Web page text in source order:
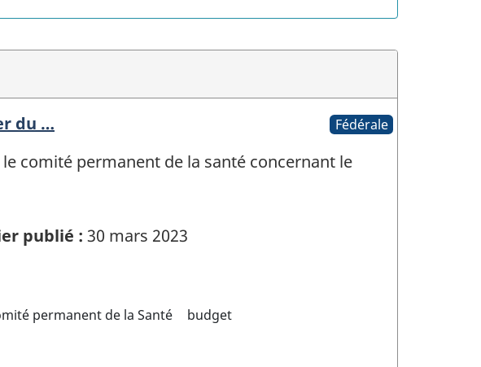
du … Fédérale
comité permanent de la santé concernant le
publié : 30 mars 2023
permanent de la Santé budget